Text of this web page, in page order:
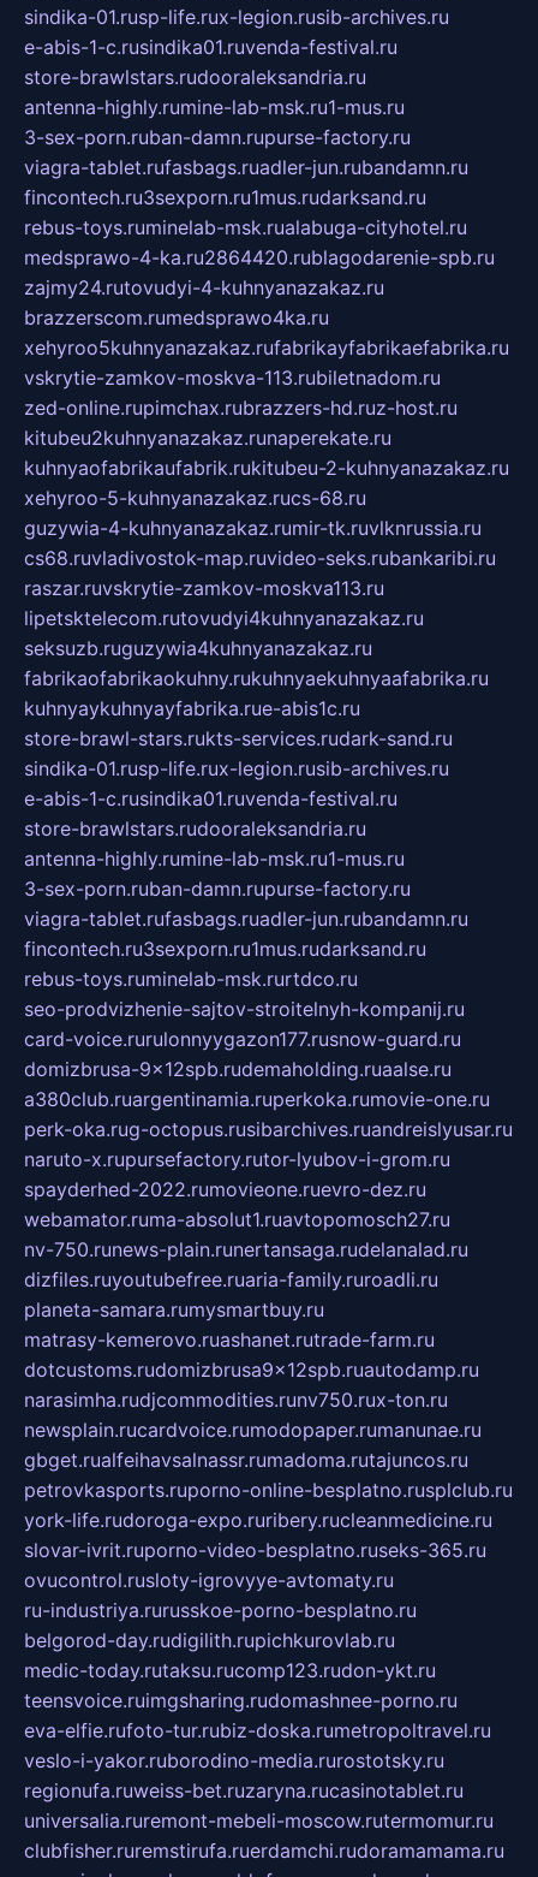
sindika-01.rusp-life.rux-legion.rusib-archives.ru
e-abis-1-c.rusindika01.ruvenda-festival.ru
store-brawlstars.rudooraleksandria.ru
antenna-highly.rumine-lab-msk.ru1-mus.ru
3-sex-porn.ruban-damn.rupurse-factory.ru
viagra-tablet.rufasbags.ruadler-jun.rubandamn.ru
fincontech.ru3sexporn.ru1mus.rudarksand.ru
rebus-toys.ruminelab-msk.rualabuga-cityhotel.ru
medsprawo-4-ka.ru2864420.rublagodarenie-spb.ru
zajmy24.rutovudyi-4-kuhnyanazakaz.ru
brazzerscom.rumedsprawo4ka.ru
xehyroo5kuhnyanazakaz.rufabrikayfabrikaefabrika.ru
vskrytie-zamkov-moskva-113.rubiletnadom.ru
zed-online.rupimchax.rubrazzers-hd.ruz-host.ru
kitubeu2kuhnyanazakaz.runaperekate.ru
kuhnyaofabrikaufabrik.rukitubeu-2-kuhnyanazakaz.ru
xehyroo-5-kuhnyanazakaz.rucs-68.ru
guzywia-4-kuhnyanazakaz.rumir-tk.ruvlknrussia.ru
cs68.ruvladivostok-map.ruvideo-seks.rubankaribi.ru
raszar.ruvskrytie-zamkov-moskva113.ru
lipetsktelecom.rutovudyi4kuhnyanazakaz.ru
seksuzb.ruguzywia4kuhnyanazakaz.ru
fabrikaofabrikaokuhny.rukuhnyaekuhnyaafabrika.ru
kuhnyaykuhnyayfabrika.rue-abis1c.ru
store-brawl-stars.rukts-services.rudark-sand.ru
sindika-01.rusp-life.rux-legion.rusib-archives.ru
e-abis-1-c.rusindika01.ruvenda-festival.ru
store-brawlstars.rudooraleksandria.ru
antenna-highly.rumine-lab-msk.ru1-mus.ru
3-sex-porn.ruban-damn.rupurse-factory.ru
viagra-tablet.rufasbags.ruadler-jun.rubandamn.ru
fincontech.ru3sexporn.ru1mus.rudarksand.ru
rebus-toys.ruminelab-msk.rurtdco.ru
seo-prodvizhenie-sajtov-stroitelnyh-kompanij.ru
card-voice.rurulonnyygazon177.rusnow-guard.ru
domizbrusa-9x12spb.rudemaholding.ruaalse.ru
a380club.ruargentinamia.ruperkoka.rumovie-one.ru
perk-oka.rug-octopus.rusibarchives.ruandreislyusar.ru
naruto-x.rupursefactory.rutor-lyubov-i-grom.ru
spayderhed-2022.rumovieone.ruevro-dez.ru
webamator.ruma-absolut1.ruavtopomosch27.ru
nv-750.runews-plain.runertansaga.rudelanalad.ru
dizfiles.ruyoutubefree.ruaria-family.ruroadli.ru
planeta-samara.rumysmartbuy.ru
matrasy-kemerovo.ruashanet.rutrade-farm.ru
dotcustoms.rudomizbrusa9x12spb.ruautodamp.ru
narasimha.rudjcommodities.runv750.rux-ton.ru
newsplain.rucardvoice.rumodopaper.rumanunae.ru
gbget.rualfeihavsalnassr.rumadoma.rutajuncos.ru
petrovkasports.ruporno-online-besplatno.rusplclub.ru
york-life.rudoroga-expo.ruribery.rucleanmedicine.ru
slovar-ivrit.ruporno-video-besplatno.ruseks-365.ru
ovucontrol.rusloty-igrovyye-avtomaty.ru
ru-industriya.rurusskoe-porno-besplatno.ru
belgorod-day.rudigilith.rupichkurovlab.ru
medic-today.rutaksu.rucomp123.rudon-ykt.ru
teensvoice.ruimgsharing.rudomashnee-porno.ru
eva-elfie.rufoto-tur.rubiz-doska.rumetropoltravel.ru
veslo-i-yakor.ruborodino-media.rurostotsky.ru
regionufa.ruweiss-bet.ruzaryna.rucasinotablet.ru
universalia.ruremont-mebeli-moscow.rutermomur.ru
clubfisher.ruremstirufa.ruerdamchi.rudoramamama.ru